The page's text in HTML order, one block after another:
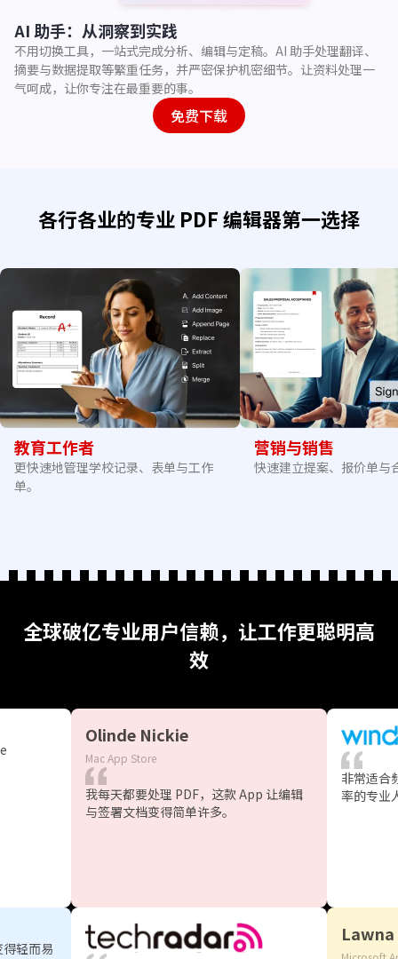
AI 助手：从洞察到实践
不用切换工具，一站式完成分析、编辑与定稿。AI 助手处理翻译、
摘要与数据提取等繁重任务，并严密保护机密细节。让资料处理一
气呵成，让你专注在最重要的事。
免费下载
各行各业的专业 PDF 编辑器第一选择
教育工作者
更快速地管理学校记录、表单与工作
单。
营销与销售
快速建立提案、报价单与
全球破亿专业用户信赖，让工作更聪明高
效
Olinde Nickie
Mac App Store
我每天都要处理 PDF，这款 App 让编辑
与签署文档变得简单许多。
非常适合
率的专业
轻而易
Lawna